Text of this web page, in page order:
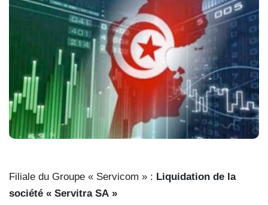
Filiale du Groupe « Servicom » : Liquidation de la
société « Servitra SA »